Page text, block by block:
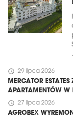
schedule 29 lipca 2026
MERCATOR
APARTAMENTÓW W
schedule 27 lipca 2026
AGROBEX